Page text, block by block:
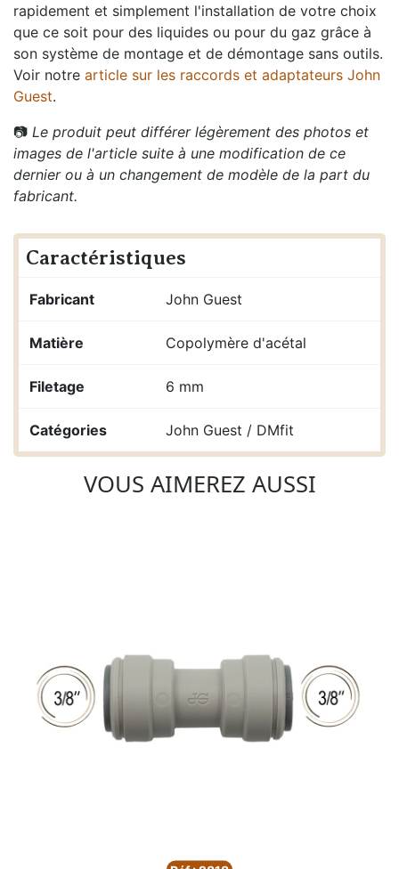
rapidement et simplement l'installation de votre choix
que ce soit pour des liquides ou pour du gaz grâce à
son système de montage et de démontage sans outils.
Voir notre article sur les raccords et adaptateurs John
Guest.
📷 Le produit peut différer légèrement des photos et
images de l'article suite à une modification de ce
dernier ou à un changement de modèle de la part du
fabricant.
Caractéristiques
Fabricant John Guest
Matière Copolymère d'acétal
Filetage 6 mm
Catégories John Guest / DMfit
VOUS AIMEREZ AUSSI